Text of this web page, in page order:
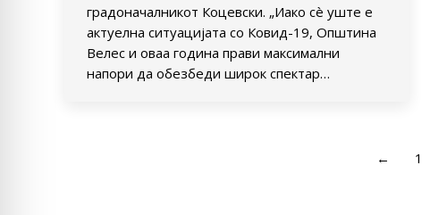
градоначалникот Коцевски. „Иако сè уште е
актуелна ситуацијата со Ковид-19, Општина
Велес и оваа година прави максимални
напори да обезбеди широк спектар…
← 1